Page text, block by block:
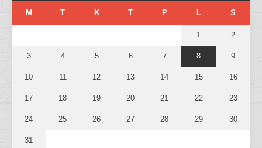
M T K T P L S
1 2
3 4 5 6 7 8 9
10 11 12 13 14 15 16
17 18 19 20 21 22 23
24 25 26 27 28 29 30
31